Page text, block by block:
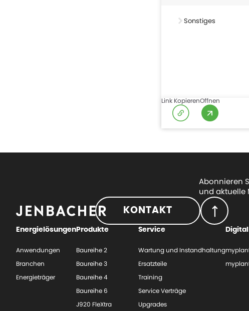
Sonstiges
Link KopierenOffnen
Abonnieren
und aktuelle
KONTAKT
Energielösungen
Anwendungen
Branchen
Energieträger
Produkte
Baureihe 2
Baureihe 3
Baureihe 4
Baureihe 6
J920 FleXtra
Service
Wartung und Instandhaltung
Ersatzteile
Training
Service Verträge
Upgrades
Digital